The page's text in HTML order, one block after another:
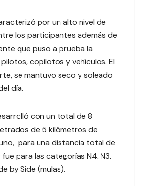
por un alto nivel de
los participantes además de
que puso a prueba la
copilotos y vehículos. El
se mantuvo seco y soleado
día.
con un total de 8
de 5 kilómetros de
para una distancia total de
para las categorías N4, N3,
by Side (mulas).